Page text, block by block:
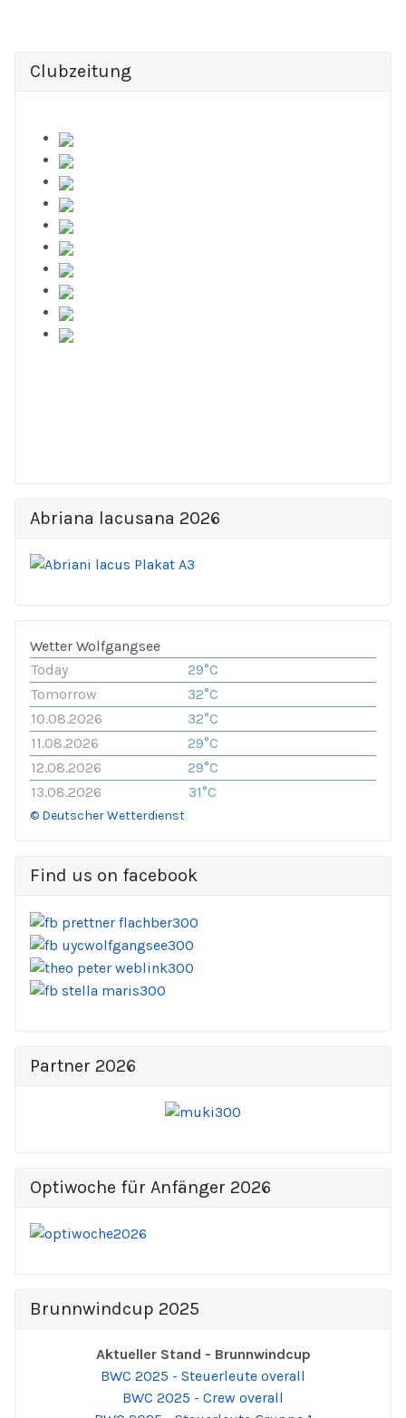
Clubzeitung
Abriana lacusana 2026
Wetter Wolfgangsee
Today
29°C
Tomorrow
32°C
10.08.2026
32°C
11.08.2026
29°C
12.08.2026
29°C
13.08.2026
31°C
© Deutscher Wetterdienst
Find us on facebook
Partner 2026
Optiwoche für Anfänger 2026
Brunnwindcup 2025
Aktueller Stand - Brunnwindcup
BWC 2025 - Steuerleute overall
BWC 2025 - Crew overall